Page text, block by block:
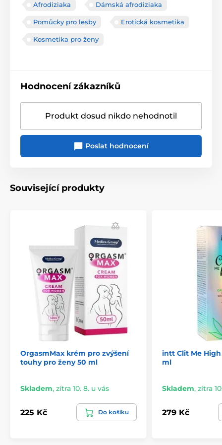
Afrodiziaka Dámská afrodiziaka
Pomůcky pro lesby Erotická kosmetika
Kosmetika pro ženy
Hodnocení zákazníků
Produkt dosud nikdo nehodnotil
Poslat hodnocení
Související produkty
OrgasmMax krém pro zvýšení
touhy pro ženy 50 ml
Skladem, zítra 10. 8. u vás
225 Kč Do košíku
intt Clit Me High
ml
Skladem, zítra
279 Kč